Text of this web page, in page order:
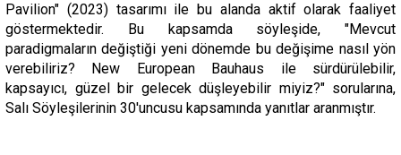
Pavilion" (2023) tasarımı ile bu alanda aktif olarak faaliyet
göstermektedir. Bu kapsamda söyleşide, "Mevcut
paradigmaların değiştiği yeni dönemde bu değişime nasıl yön
verebiliriz? New European Bauhaus ile sürdürülebilir,
kapsayıcı, güzel bir gelecek düşleyebilir miyiz?" sorularına,
Salı Söyleşilerinin 30'uncusu kapsamında yanıtlar aranmıştır.